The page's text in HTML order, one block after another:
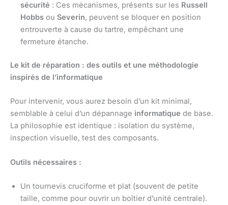
sécurité : Ces mécanismes, présents sur les Russell
Hobbs ou Severin, peuvent se bloquer en position
entrouverte à cause du tartre, empêchant une
fermeture étanche.
Le kit de réparation : des outils et une méthodologie
inspirés de l’informatique
Pour intervenir, vous aurez besoin d’un kit minimal,
semblable à celui d’un dépannage informatique de base.
La philosophie est identique : isolation du système,
inspection visuelle, test des composants.
Outils nécessaires :
Un tournevis cruciforme et plat (souvent de petite
taille, comme pour ouvrir un boîtier d’unité centrale).